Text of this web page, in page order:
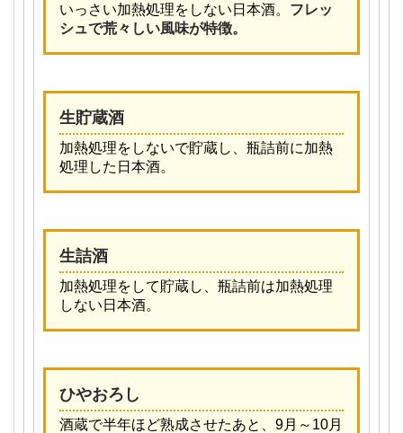
いっさい加熱処理をしない日本酒。 フレッ
シュで荒々しい風味が特徴。
生貯蔵酒
加熱処理をしないで貯蔵し、瓶詰前に加熱
処理した日本酒。
生詰酒
加熱処理をして貯蔵し、瓶詰前は加熱処理
しない日本酒。
ひやおろし
酒蔵で半年ほど熟成させたあと、9月～10月